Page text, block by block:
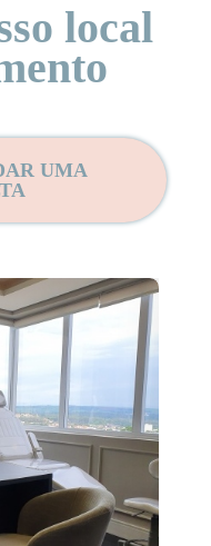
local
UMA